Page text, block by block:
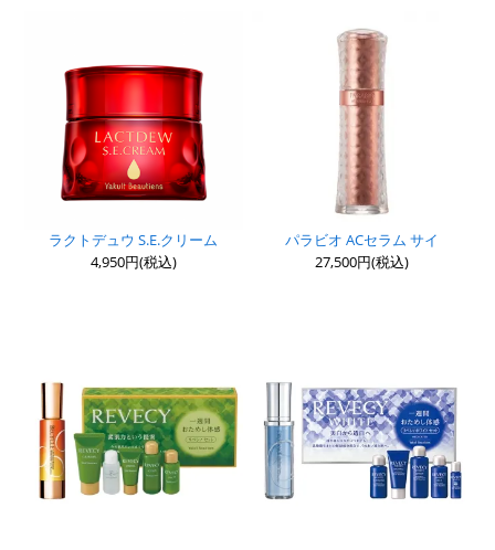
ラクトデュウ S.E.クリーム
4,950円(税込)
パラビオ ACセラム サイ
27,500円(税込)